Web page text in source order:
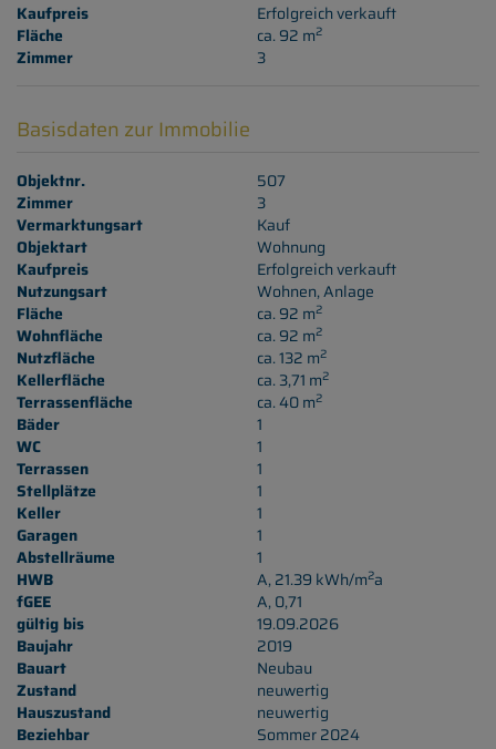
Kaufpreis
Erfolgreich verkauft
Fläche
ca. 92 m2
Zimmer 3
Basisdaten zur Immobilie
Objektnr.
507
Zimmer
3
Vermarktungsart
Kauf
Objektart
Wohnung
Kaufpreis
Erfolgreich verkauft
Nutzungsart
Wohnen Anlage
Fläche
ca. 92 m2
Wohnfläche ca. 92 m2
Nutzfläche ca. 132 m2
Kellerfläche ca. 3,71 m2
Terrassenfläche ca. 40 m2
Bäder
1
WC
1
Terrassen
1
Stellplätze
1
Keller
1
Garagen
1
Abstellräume
1
HWB
A, 21.39 kWh/m2a
fGEE
A, 0,71
gültig bis
19.09.2026
Baujahr
2019
Bauart
Neubau
Zustand
neuwertig
Hauszustand
neuwertig
Beziehbar
Sommer 2024